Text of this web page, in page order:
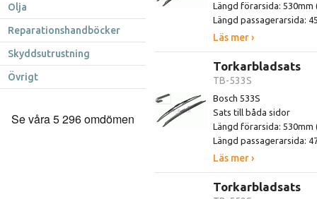
Olja
Reparationshandböcker
Skyddsutrustning
Övrigt
Längd förarsida: 530mm
Längd passagerarsida:
Läs mer ›
Torkarbladsats
TB-533S
Bosch 533S
Sats till båda sidor
Längd förarsida: 530mm
Längd passagerarsida:
Läs mer ›
Torkarbladsats